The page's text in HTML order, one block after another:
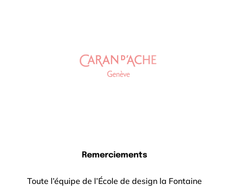
Remerciements
Toute l’équipe de l’École de design la Fontaine